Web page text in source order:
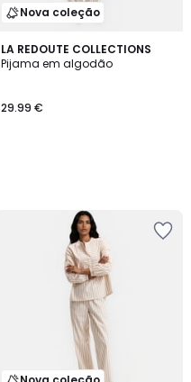
Nova coleção
LA REDOUTE COLLECTIONS
Pijama em algodão
29.99 €